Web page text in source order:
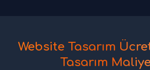
Website Tasarım
Tasarım